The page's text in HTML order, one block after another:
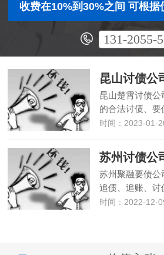
收费在10%到30%之间 可根据
131-2055-
昆山讨债公
昆山楚霄讨债
的合法讨债、
时间：2023-01-
苏州讨债公
苏州聚融要债公
追债、追账、
时间：2022-12-